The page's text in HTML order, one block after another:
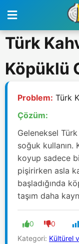
Türk
Köpüklü
Problem: Türk
Çözüm:
Geleneksel
soğuk kullanın.
koyup sadece
pişirirken asla
başladığında
taşım daha
0 0
Kategori: Kültürel